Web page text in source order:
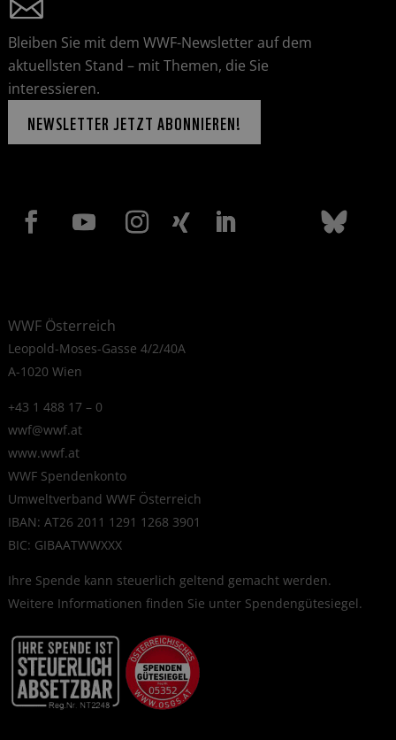
Bleiben Sie mit dem WWF-Newsletter auf dem
aktuellsten Stand – mit Themen, die Sie
interessieren.
NEWSLETTER JETZT ABONNIEREN!
WWF Österreich
Leopold-Moses-Gasse 4/2/40A
A-1020 Wien
+43 1 488 17 – 0
wwf@wwf.at
www.wwf.at
WWF Spendenkonto
Umweltverband WWF Österreich
IBAN: AT26 2011 1291 1268 3901
BIC: GIBAATWWXXX
Ihre Spende kann steuerlich geltend gemacht werden.
Weitere Informationen finden Sie unter Spendengütesiegel.